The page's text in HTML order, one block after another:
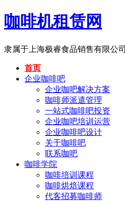
咖啡机租赁网
隶属于上海极睿食品销售有限公司
首页
企业咖啡吧
企业咖吧解决方案
咖啡师派遣管理
一站式咖啡吧投资
企业咖吧培训运营
企业咖啡吧设计
关于咖啡吧
联系咖吧
咖啡学院
咖啡培训课程
咖啡烘焙课程
代客招募咖啡师